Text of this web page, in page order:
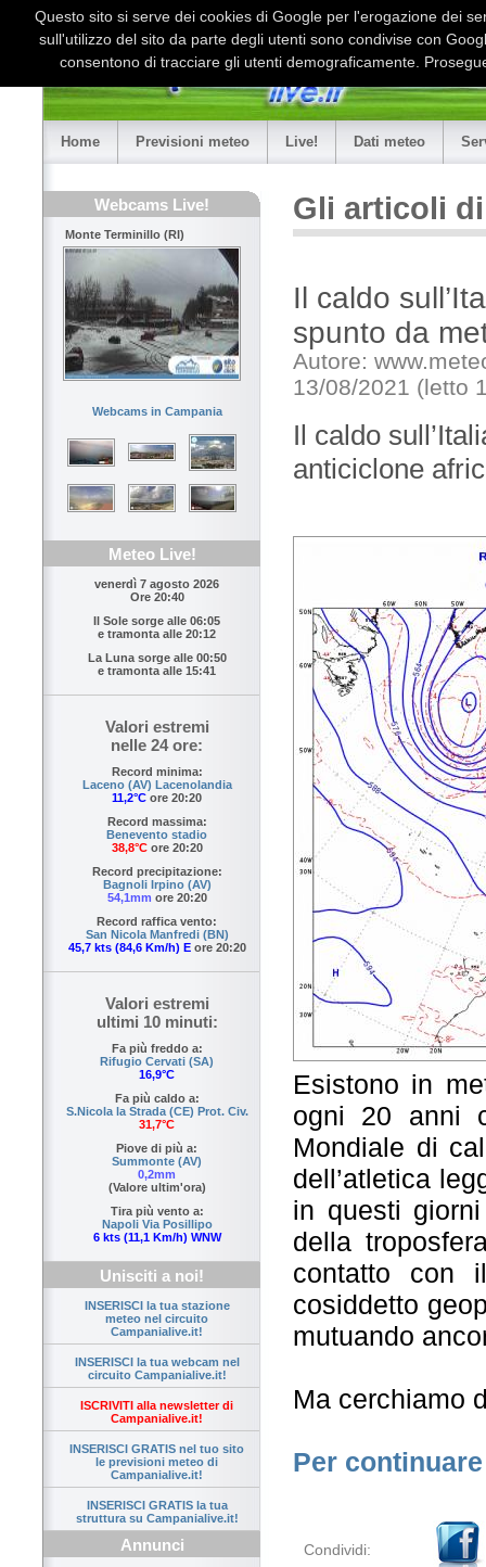
Home Previsioni meteo Live! Dati meteo
Webcams Live!
Monte Terminillo (RI)
Webcams in Campania
Meteo Live!
venerdì 7 agosto 2026
Ore 20:40
Il Sole sorge alle 06:05
e tramonta alle 20:12
La Luna sorge alle 00:50
e tramonta alle 15:41
Valori estremi
nelle 24 ore:
Record minima:
Laceno (AV) Lacenolandia
11,2°C ore 20:20
Record massima:
Benevento stadio
38,8°Core 20:20
Record precipitazione:
Bagnoli Irpino (AV)
54,1mm ore 20:20
Record raffica vento:
San Nicola Manfredi (BN)
45,7 kts (84,6 Km/h) Eore 20:20
Valori estremi
ultimi 10 minuti:
Fa più freddo a:
Rifugio Cervati (SA)
16,9°C
Fa più caldo a:
S.Nicola la Strada (CE) Prot. Civ.
31,7°C
Piove di più a:
Summonte (AV)
0,2mm
(Valore ultim'ora)
Tira più vento a:
Napoli Via Posillipo
6 kts (11,1 Km/h) WNW
Unisciti a noi!
INSERISCI la tua stazione
meteo nel circuito
Campanialive.it!
INSERISCI la tua webcam nel
circuito Campanialive.it!
ISCRIVITI alla newsletter di
Campanialive.it!
INSERISCI GRATIS nel tuo sito
le previsioni meteo di
Campanialive.it!
INSERISCI GRATIS la tua
struttura su Campanialive.it!
Annunci
Gli articoli
Il caldo
spunto da
Autore:
13/08/2021 (letto
Il caldo
anticiclone
Esistono in
ogni 20 anni
Mondiale di
dell’atletica
in questi
della
contatto con
cosiddetto
mutuando
Ma cerchiamo
Per
Condividi:
Questo sito si serve dei cookies di Google per l'erogazione dei
sull'utilizzo del sito da parte degli utenti sono condivise con
consentono di tracciare gli utenti demograficamente.